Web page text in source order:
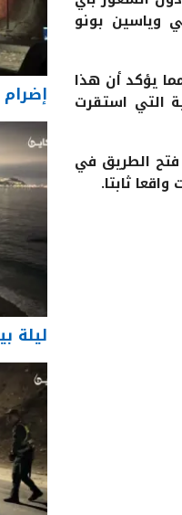
وياسين بونو
يؤكد أن هذا
التي استقرت
فتح الطريق في
إضرام
ليلة